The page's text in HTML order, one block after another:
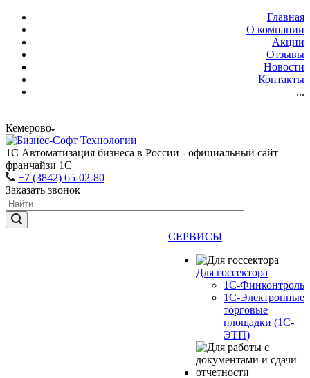
Главная
О компании
Акции
Отзывы
Новости
Контакты
...
Кемерово
1С Автоматизация бизнеса в России - официальный сайт
франчайзи 1С
+7 (3842) 65-02-80
Заказать звонок
СЕРВИСЫ
Для госсектора
1С-Финконтроль
1С-Электронные
торговые
площадки (1С-
ЭТП)